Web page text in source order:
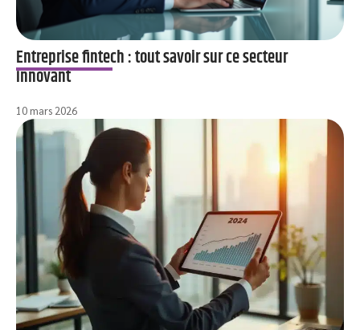
Entreprise fintech : tout savoir sur ce secteur
innovant
10 mars 2026